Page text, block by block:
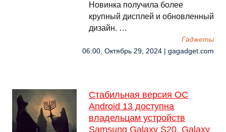
Новинка получила более
крупный дисплей и обновленный
дизайн. …
Гаджеты
06:00, Октябрь 29, 2024 | gagadget.com
Стабильная версия ОС
Android 13 доступна
владельцам устройств
Samsung Galaxy S20, Galaxy